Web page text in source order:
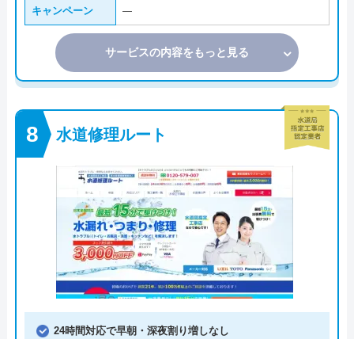
キャンペーン ―
サービスの内容をもっと見る
水道修理ルート
24時間対応で早朝・深夜割り増しなし